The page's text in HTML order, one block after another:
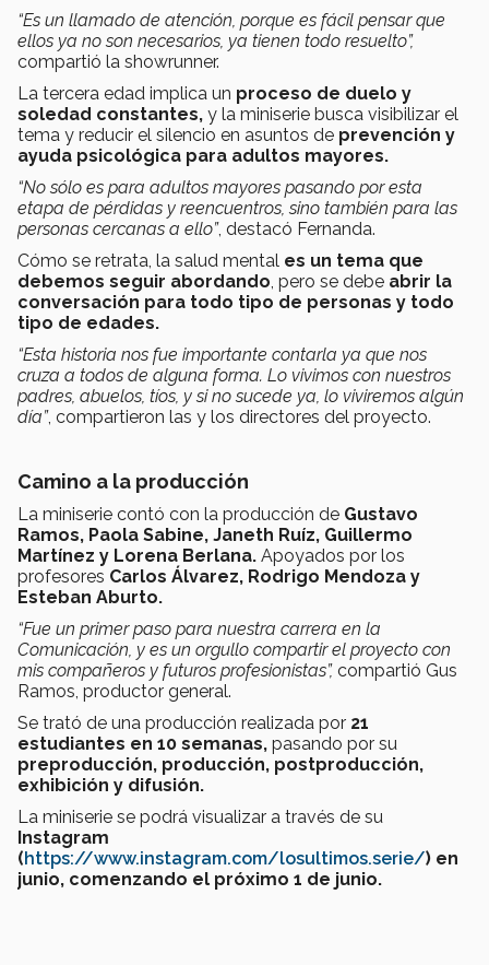
“Es un llamado de atención, porque es fácil pensar que
ellos ya no son necesarios, ya tienen todo resuelto”,
compartió la showrunner.
La tercera edad implica un proceso de duelo y
soledad constantes, y la miniserie busca visibilizar el
tema y reducir el silencio en asuntos de prevención y
ayuda psicológica para adultos mayores.
“No sólo es para adultos mayores pasando por esta
etapa de pérdidas y reencuentros, sino también para las
personas cercanas a ello”, destacó Fernanda.
Cómo se retrata, la salud mental es un tema que
debemos seguir abordando , pero se debe abrir la
conversación para todo tipo de personas y todo
tipo de edades.
“Esta historia nos fue importante contarla ya que nos
cruza a todos de alguna forma. Lo vivimos con nuestros
padres, abuelos, tíos, y si no sucede ya, lo viviremos algún
día”, compartieron las y los directores del proyecto.
Camino a la producción
La miniserie contó con la producción de Gustavo
Ramos, Paola Sabine, Janeth Ruíz, Guillermo
Martínez y Lorena Berlana. Apoyados por los
profesores Carlos Álvarez, Rodrigo Mendoza y
Esteban Aburto.
“Fue un primer paso para nuestra carrera en la
Comunicación, y es un orgullo compartir el proyecto con
mis compañeros y futuros profesionistas”, compartió Gus
Ramos, productor general.
Se trató de una producción realizada por 21
estudiantes en 10 semanas, pasando por su
preproducción, producción, postproducción,
exhibición y difusión.
La miniserie se podrá visualizar a través de su
Instagram
(https://www.instagram.com/losultimos.serie/) en
junio, comenzando el próximo 1 de junio.